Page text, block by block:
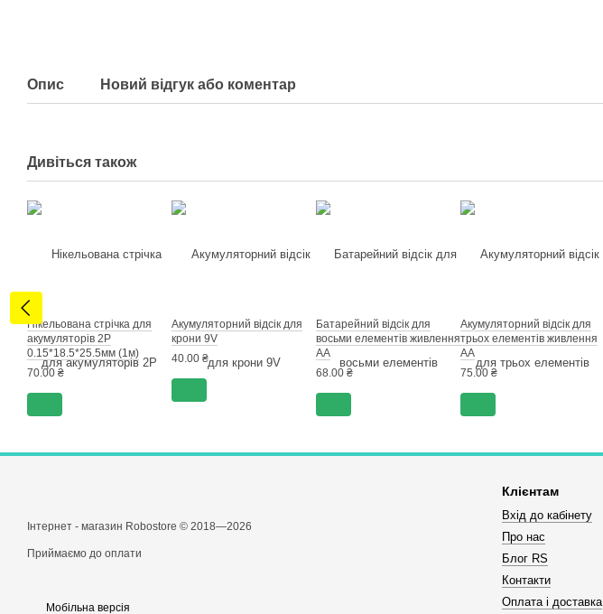
Опис Новий відгук або коментар
Дивіться також
Нікельована стрічка для
акумуляторів 2Р
0.15*18.5*25.5мм (1м)
70.00 ₴
Акумуляторний відсік для
крони 9V
40.00 ₴
Батарейний відсік для
восьми елементів живлення
АА
68.00 ₴
Акумуляторний відсік для
трьох елементів живлення
АА
75.00 ₴
Інтернет - магазин Robostore © 2018—2026
Приймаємо до оплати
Мобільна версія
Клієнтам
Вхід до кабінету
Про нас
Блог RS
Контакти
Оплата і доставка